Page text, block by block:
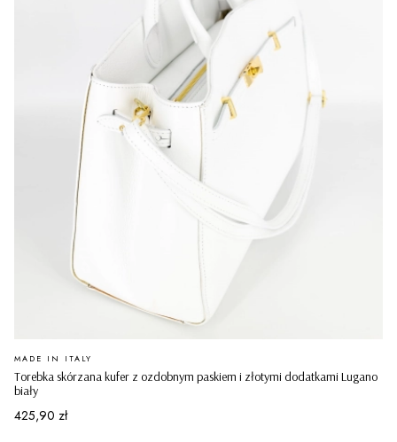
Torebka skórzana kufer z ozdobnym paskiem i złotymi dodatkami Lugano
biały
PRODUCENT
MADE IN ITALY
Cena
425,90 zł